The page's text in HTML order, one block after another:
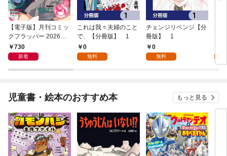
【電子版】月刊コミッ
クフラッパー 2026年9
月号730
新着
これは我々夫婦のこと
で、【分冊版】 1
0
無料
チェンジリベンジ【分
冊版】 1
0
無料
チ
児童書・絵本のおすすめ本 もっと見る